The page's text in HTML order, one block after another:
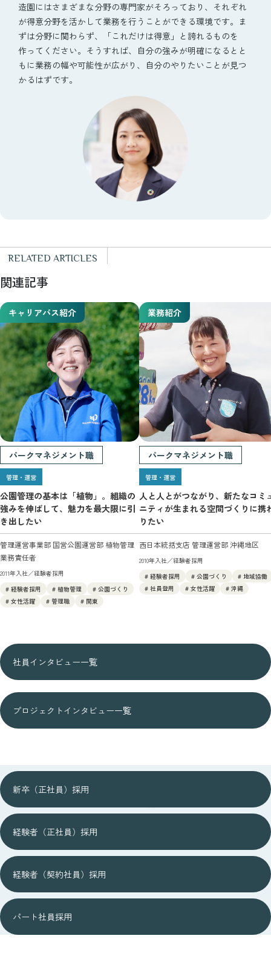
造園にはさまざまな分野の専門家がそろっており、それぞれ
が得意分野を活かして業務を行うことができる環境です。ま
ずは分野に関わらず、「これだけは得意」と誇れるものを
作ってください。そうすれば、自分の強みが明確になるとと
もに業務の幅や可能性が広がり、自分のやりたいことが見つ
かるはずです。
RELATED ARTICLES
関連記事
キャリアパス紹介
パークマネジメント職
管理・運営
公園管理の基本は「植物」。 組織の
強みを伸ばして、 魅力を最大限に引
き出したい
管理運営事業部 国営公園運営部 植物管理
業務責任者
2011年入社／経験者採用
# 経験者採用
# 植物管理
# 公園づくり
# 女性活躍
# 管理職 # 関東
業務紹介
パークマネジメント職
管理・運営
人と人とがつながり、 新たなコミ
ニティが生まれる空間づくりに携
りたい
西日本統括支店 管理運営部 沖縄地区
2010年入社／経験者採用
# 経験者採用
# 公園づくり
# 地域協働
# 社員登用
# 女性活躍 # 沖縄
社員インタビュー一覧
プロジェクトインタビュー一覧
JOB DESCRIPTION
新卒（正社員）採用
経験者（正社員）採用
経験者（契約社員）採用
パート社員採用